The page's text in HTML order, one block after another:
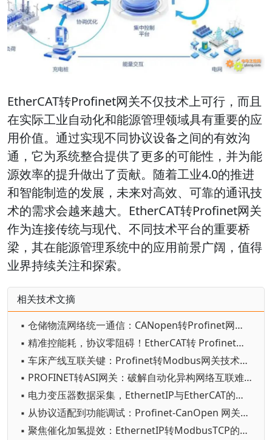
EtherCAT转Profinet网关不仅技术上可行，而且
在实际工业自动化和能源管理领域具有重要的应
用价值。通过实现不同协议设备之间的有效沟
通，它为系统整合提供了更多的可能性，并为能
源效率的提升做出了贡献。随着工业4.0的推进
和智能制造的发展，未来对高效、可靠的通讯技
术的需求会越来越大。EtherCAT转Profinet网关
作为连接传统与现代、不同技术平台的重要桥
梁，其在能源管理系统中的应用前景广阔，值得
业界持续关注和探索。
相关技术文摘
▪ 仓储物流网络统一通信：CANopen转Profinet网关解决方案
▪ 精准控能耗，协议零阻碍！EtherCAT转 Profinet网关技术赋能
▪ 车床产线互联关键：Profinet转Modbus网关技术解析
▪ PROFINET转ASI网关：破解自动化异构网络互联难题的核心枢纽
▪ 电力变压器数据采集，EthernetIP与EtherCAT的高效转换！
▪ 从协议适配到功能调试：Profinet-CanOpen 网关与伺服系统配置指南
▪ 聚焦催化加氢提效：EthernetIP转ModbusTCP的高效应用原理与实操